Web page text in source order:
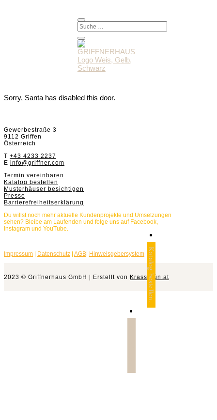
Sorry, Santa has disabled this door.
Gewerbestraße 3
9112 Griffen
Österreich
T +43 4233 2237
E info@griffner.com
Termin vereinbaren
Katalog bestellen
Musterhäuser besichtigen
Presse
Barrierefreiheitserklärung
Du willst noch mehr aktuelle Kundenprojekte und Umsetzungen
sehen? Bleibe am Laufenden und folge uns auf Facebook,
Instagram und YouTube.
Impressum | Datenschutz | AGB| Hinweisgebersystem
2023 © Griffnerhaus GmbH | Erstellt von Krassgrün.at
Katalog bestellen.